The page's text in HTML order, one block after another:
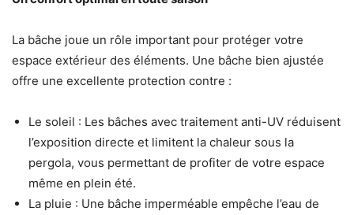
La bâche joue un rôle important pour protéger votre
espace extérieur des éléments. Une bâche bien ajustée
offre une excellente protection contre :
Le soleil : Les bâches avec traitement anti-UV réduisent
l’exposition directe et limitent la chaleur sous la
pergola, vous permettant de profiter de votre espace
même en plein été.
La pluie : Une bâche imperméable empêche l’eau de